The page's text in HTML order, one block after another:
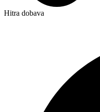
Hitra dobava